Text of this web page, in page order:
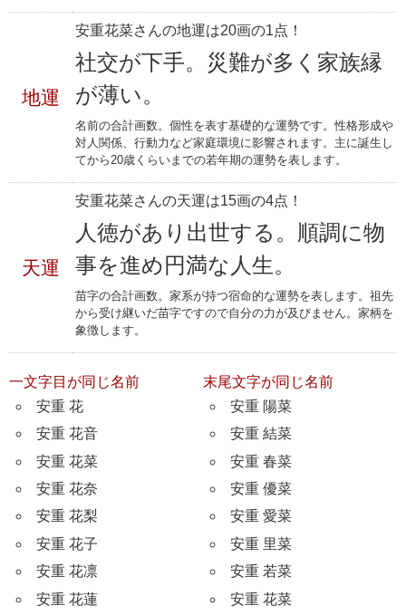
地運
安重花菜さんの地運は20画の1点！
社交が下手。災難が多く家族縁
が薄い。
名前の合計画数。個性を表す基礎的な運勢です。性格形成や
対人関係、行動力など家庭環境に影響されます。主に誕生し
てから20歳くらいまでの若年期の運勢を表します。
天運
安重花菜さんの天運は15画の4点！
人徳があり出世する。順調に物
事を進め円満な人生。
苗字の合計画数。家系が持つ宿命的な運勢を表します。祖先
から受け継いだ苗字ですので自分の力が及びません。家柄を
象徴します。
一文字目が同じ名前
安重 花
安重 花音
安重 花菜
安重 花奈
安重 花梨
安重 花子
安重 花凛
安重 花蓮
末尾文字が同じ名前
安重 陽菜
安重 結菜
安重 春菜
安重 優菜
安重 愛菜
安重 里菜
安重 若菜
安重 花菜